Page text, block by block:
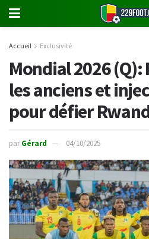
Accueil Exclusivité
Mondial 2026
les anciens et
pour défier
par Gérard 04/10/2025